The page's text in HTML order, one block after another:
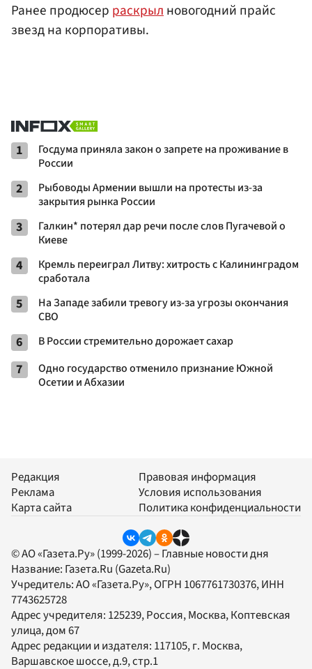
Ранее продюсер раскрылновогодний прайс
звезд на корпоративы.
1
Госдума приняла закон о запрете на проживание в
России
2
Рыбоводы Армении вышли на протесты из-за
закрытия рынка России
3
Галкин* потерял дар речи после слов Пугачевой о
Киеве
4
Кремль переиграл Литву: хитрость с Калининградом
сработала
5
На Западе забили тревогу из-за угрозы окончания
СВО
6 В России стремительно дорожает сахар
7
Одно государство отменило признание Южной
Осетии и Абхазии
Редакция
Реклама
Карта сайта
Правовая информация
Условия использования
Политика конфиденциальности
© АО «Газета.Ру» (1999-2026) – Главные новости дня
Название: Газета.Ru (Gazeta.Ru)
Учредитель:АО «Газета.Ру», ОГРН 1067761730376, ИНН
7743625728
Адрес учредителя: 125239, Россия, Москва, Коптевская
улица, дом 67
Адрес редакции и издателя: 117105, г. Москва,
Варшавское шоссе, д.9, стр.1